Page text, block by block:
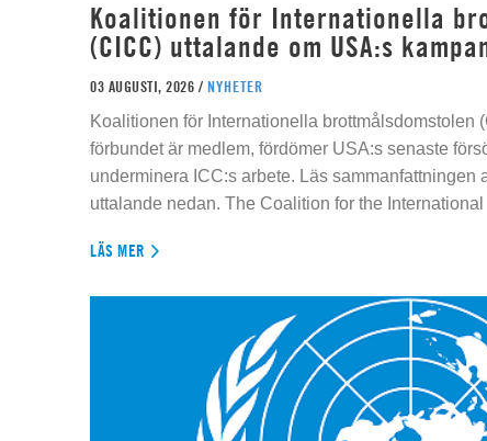
Koalitionen för Internationella
(CICC) uttalande om USA:s
03 AUGUSTI, 2026 / NYHETER
Koalitionen för Internationella brottmålsdomstolen
förbundet är medlem, fördömer USA:s senaste
underminera ICC:s arbete. Läs sammanfattningen
uttalande nedan. The Coalition for the International
LÄS MER